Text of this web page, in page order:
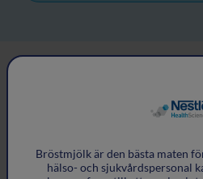
Alla symtom
Matsmältningssystemet
Bröstmjölk är den bästa maten
hälso- och sjukvårdspersonal